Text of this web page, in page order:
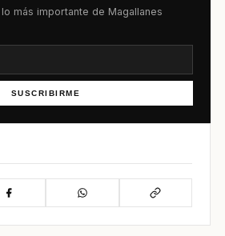
más importante de Magallanes
SUSCRIBIRME